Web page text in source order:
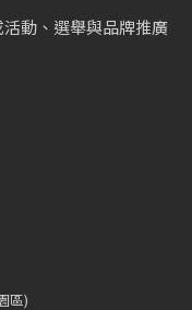
動、選舉與品牌推廣
區)